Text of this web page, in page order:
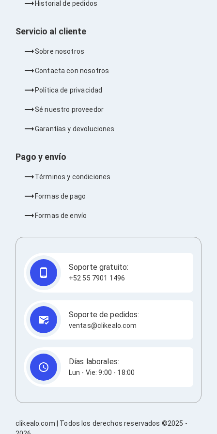
Cableado Estructurado para Servidores
Enfriamiento para Servidores
Sistemas Operativos para Servidores
Soportes de Datos
Discos Duros / SSD / NAS
Gabinetes de Discos Duros
Discos Duros para NAS
Accesorios para SSD
Almacenamiento MSA
Discos Duros Internos para Laptop
Monitores
Monitores Portátiles
Filtros de Privacidad para Monitores
Estaciones de Trabajo
Memorias RAM y Flash
Memorias RAM para PC
Memorias USB
Lectores de Memoria
Memorias Flash
Tarjetas de Expansión
Tarjetas PCI Express
Tarjetas de Sonido
Tarjetas PCI
Procesadores para PC
Disipadores para CPU
Pasta Térmica
Historial de pedidos
Servicio al cliente
Sobre nosotros
Contacta con nosotros
Política de privacidad
Sé nuestro proveedor
Garantías y devoluciones
Pago y envío
Términos y condiciones
Formas de pago
Formas de envío
Soporte gratuito:
+52 55 7901 1496
Soporte de pedidos:
ventas@clikealo.com
Días laborales:
Lun - Vie: 9:00 - 18:00
clikealo.com | Todos los derechos reservados ©2025 -